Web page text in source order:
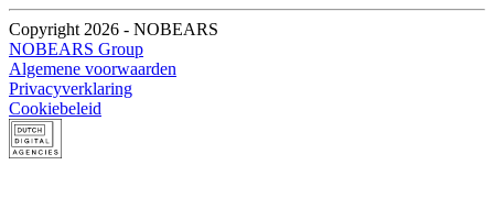
Copyright 2026 - NOBEARS
NOBEARS Group
Algemene voorwaarden
Privacyverklaring
Cookiebeleid